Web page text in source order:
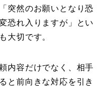
突然のお願いとなり恐
恐れ入りますが」とい
大切です。
内容だけでなく、相手
と前向きな対応を引き